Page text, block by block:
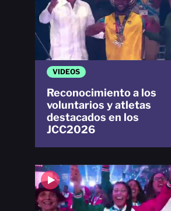
VIDEOS
Reconocimiento a los
voluntarios y atletas
destacados en los
JCC2026